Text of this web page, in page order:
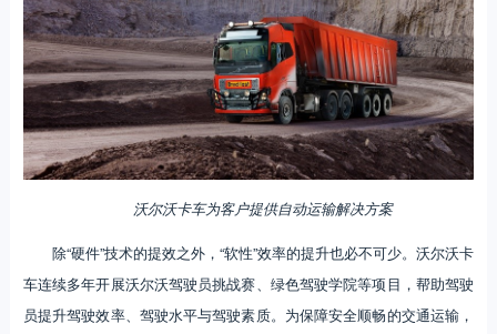
沃尔沃卡车为客户提供自动运输解决方案
除“硬件”技术的提效之外，“软性”效率的提升也必不可少。沃尔沃卡
车连续多年开展沃尔沃驾驶员挑战赛、绿色驾驶学院等项目，帮助驾驶
员提升驾驶效率、驾驶水平与驾驶素质。为保障安全顺畅的交通运输，